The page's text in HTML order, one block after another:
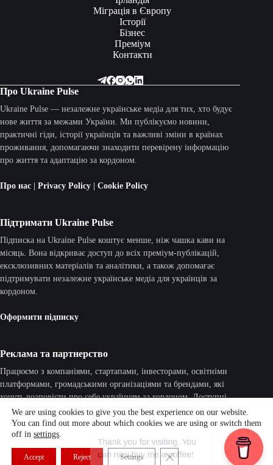
Міграція в Європу
Історії
Бізнес
Преміум
Контакти
Про Ukraine Pulse
Ukraine Pulse — незалежне українське медіа для тих, хто будує
нове життя за межами України. Ми публікуємо новини,
практичні гіди, історії українців та важливі зміни в країнах
проживання, допомагаючи знаходити перевірену інформацію
про життя та адаптацію за кордоном.
Про нас Privacy Policy Cookie Policy
Підтримати Ukraine Pulse
Підписка на Ukraine Pulse коштує менше, ніж чашка кави на
місяць. Вона відкриває доступ до всіх преміум-публікацій,
ексклюзивних матеріалів та аналітики, а також допомагає
підтримувати незалежне українське медіа для українців за
кордоном.
Оформити підписку
Реклама та партнерство
Працюємо з компаніями, стартапами, інвесторами, освітніми
платформами, громадськими організаціями та брендами, які
хочуть розповісти про себе українцям за кордоном. Доступні
рекламні кампанії, партнерські матеріали, інтерв'ю та нативні
інтеграції.
Для співпраці: uapulsemedia@gmail.com
© 2026 Ukraine Pulse. All rights reserved.Powered by
We are using cookies to give you the best experience on our website.
You can find out more about which cookies we are using or switch them
off in settings.
Accept Reject Settings Close GDPR Cookie Banner